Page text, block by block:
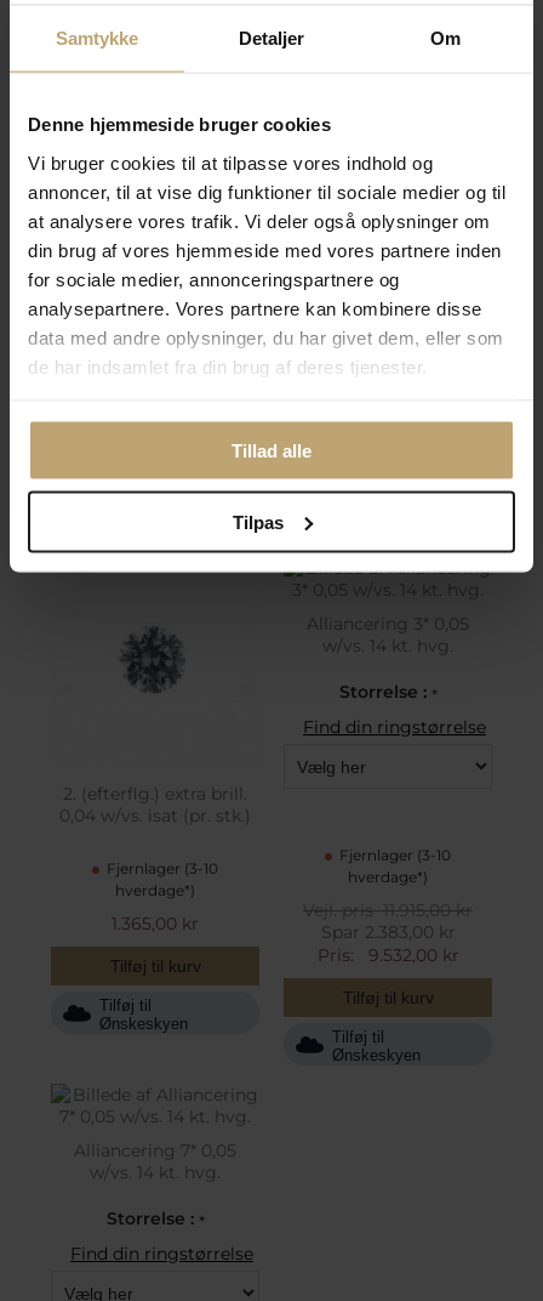
Samtykke Detaljer Om
Denne hjemmeside bruger cookies
Vi bruger cookies til at tilpasse vores indhold og
annoncer, til at vise dig funktioner til sociale medier og til
at analysere vores trafik. Vi deler også oplysninger om
din brug af vores hjemmeside med vores partnere inden
for sociale medier, annonceringspartnere og
analysepartnere. Vores partnere kan kombinere disse
data med andre oplysninger, du har givet dem, eller som
de har indsamlet fra din brug af deres tjenester.
Tillad alle
Tilpas
Ring 14 kt. herre-str..
mm.)
Storrelse : *
Find din ringstørrelse
Fjernlager (3-10
hverdage*)
Pris: 10.172,00 kr
1. extra brill. 0,04 w/vs.
isat.........
hverdage*)
1.550,00 kr
2. (efterflg.) extra brill.
0,04 w/vs. isat (pr. stk.)
Fjernlager (3-10
hverdage*)
1.365,00 kr
Tilføj til kurv
Tilføj til
Ønskeskyen
Alliancering 3* 0,05
w/vs. 14 kt. hvg.
Storrelse : *
Find din ringstørrelse
Fjernlager (3-10
hverdage*)
Vejl. pris11.915,00 kr
Spar 2.383,00 kr
Pris:
9.532,00 kr
Tilføj til kurv
Tilføj til
Ønskeskyen
Alliancering 7* 0,05
w/vs. 14 kt. hvg.
Storrelse : *
Find din ringstørrelse